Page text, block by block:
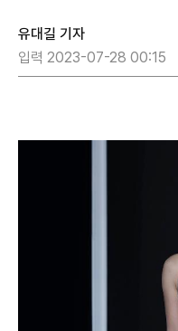
유대길 기자
입력 2023-07-28 00:15